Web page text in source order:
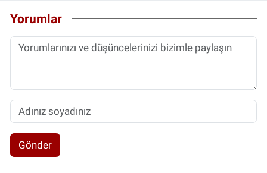
Yorumlar
Gönder